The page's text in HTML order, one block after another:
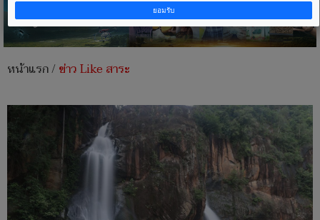
หน้าแรก/ข่าว Like สาระ
ยอมรับ